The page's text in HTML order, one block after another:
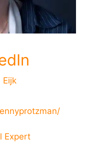
Eijk
Expert